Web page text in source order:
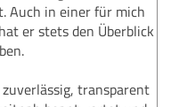
Auch in einer für mich
er stets den Überblick
transparent